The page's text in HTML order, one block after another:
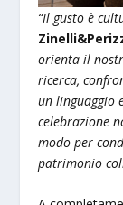
“Il gusto è
orienta il
ricerca,
un linguaggio
celebrazione
modo per
patrimonio